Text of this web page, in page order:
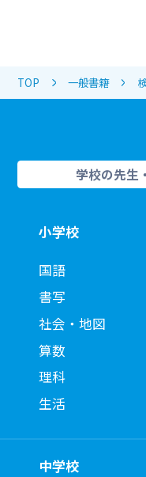
TOP 一般書籍
学校の先生
小学校
国語
書写
社会・地図
算数
理科
生活
中学校